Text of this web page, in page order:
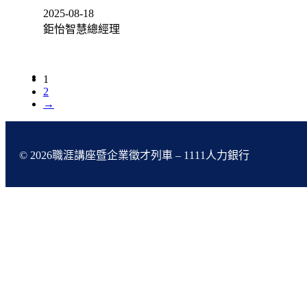
2025-08-18
鉅怡智慧總經理
1
2
→
© 2026職涯講座暨企業徵才列車 – 1111人力銀行